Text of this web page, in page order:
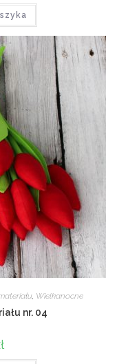
Wielkanocne
nr. 04